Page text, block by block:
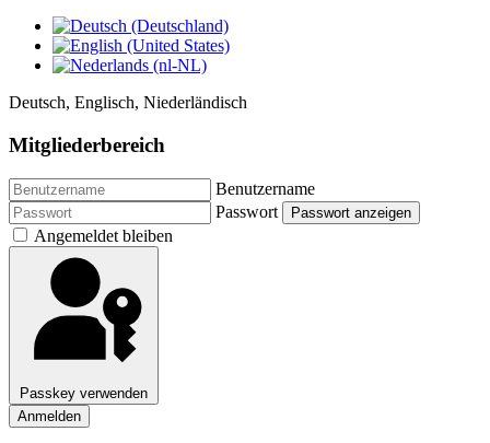
Deutsch, Englisch, Niederländisch
Mitgliederbereich
Benutzername
Passwort
Passwort anzeigen
Angemeldet bleiben
Passkey verwenden
Anmelden